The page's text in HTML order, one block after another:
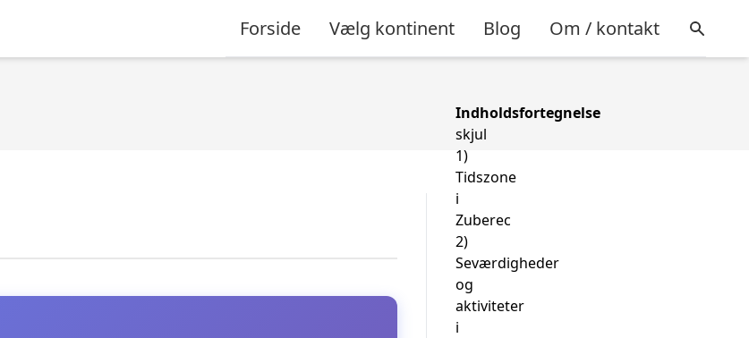
Forside Vælg kontinent Blog Om / kontakt
Indholdsfortegnelse
skjul
1)
Tidszone
i
Zuberec
2)
Seværdigheder
og
aktiviteter
i